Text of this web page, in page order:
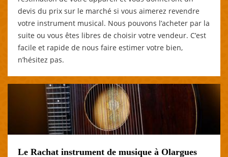
devis du prix sur le marché si vous aimerez revendre
votre instrument musical. Nous pouvons l’acheter par la
suite ou vous êtes libres de choisir votre vendeur. C’est
facile et rapide de nous faire estimer votre bien,
n’hésitez pas.
Le Rachat instrument de musique à Olargues